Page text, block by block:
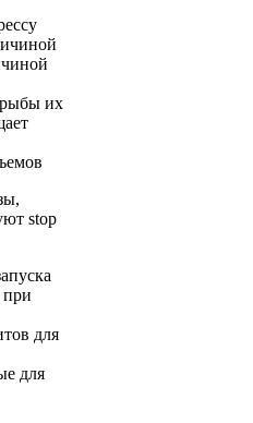
рыбы их
stop
для
для